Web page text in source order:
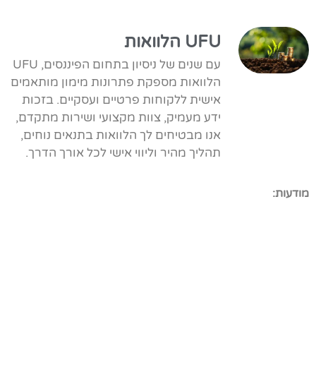
UFU הלוואות
עם שנים של ניסיון בתחום הפיננסים, UFU
הלוואות מספקת פתרונות מימון מותאמים
אישית ללקוחות פרטיים ועסקיים. בזכות
ידע מעמיק, צוות מקצועי ושירות מתקדם,
אנו מבטיחים לך הלוואות בתנאים נוחים,
תהליך מהיר וליווי אישי לכל אורך הדרך.
מודעות: